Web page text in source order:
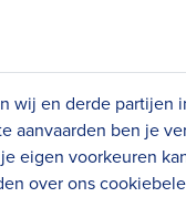
wij en derde partijen
aanvaarden ben je
eigen voorkeuren
over ons